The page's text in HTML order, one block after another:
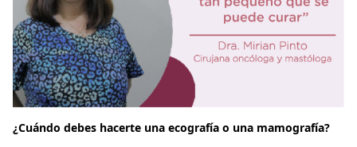
¿Cuándo debes hacerte una ecografía o una mamografía?